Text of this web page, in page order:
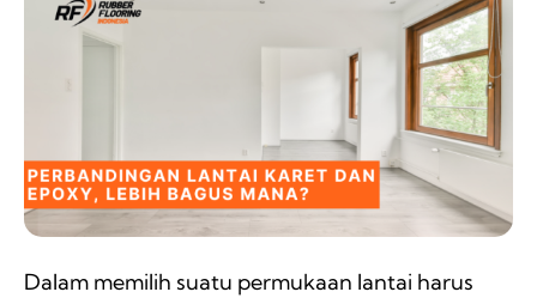
Dalam memilih suatu permukaan lantai harus